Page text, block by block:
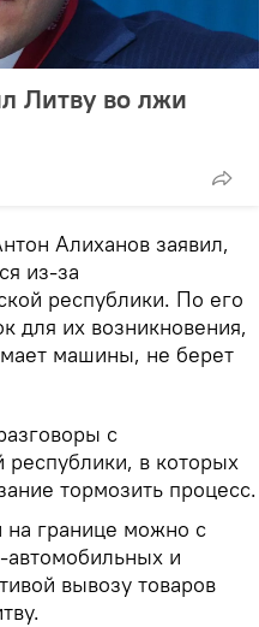
Литву во лжи
Алиханов заявил,
из-за
республики. По его
для их возникновения,
машины, не берет
с
в которых
тормозить процесс.
границе можно с
и
вывозу товаров